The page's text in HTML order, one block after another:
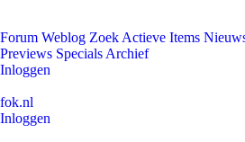
Forum Weblog Zoek Actieve Items
Previews Specials Archief
Inloggen
fok.nl
Inloggen